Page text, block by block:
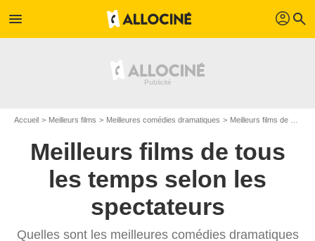
menu profil search
Accueil Meilleurs films Meilleures comédies dramatiques Meilleurs films de 2010
Meilleurs films de tous
les temps selon les
spectateurs
Quelles sont les meilleures comédies dramatiques